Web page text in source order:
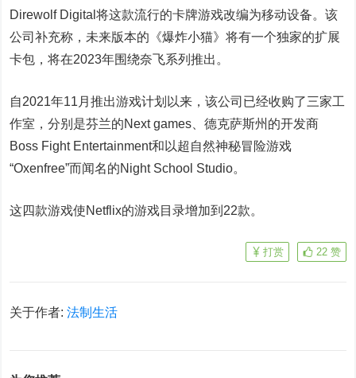
Direwolf Digital将这款流行的卡牌游戏改编为移动设备。该
公司补充称，未来版本的《爆炸小猫》将有一个独家的扩展
卡包，将在2023年围绕奈飞系列推出。
自2021年11月推出游戏计划以来，该公司已经收购了三家工
作室，分别是芬兰的Next games、德克萨斯州的开发商
Boss Fight Entertainment和以超自然神秘冒险游戏
“Oxenfree”而闻名的Night School Studio。
这四款游戏使Netflix的游戏目录增加到22款。
22 赞
打赏
关于作者:法制生活